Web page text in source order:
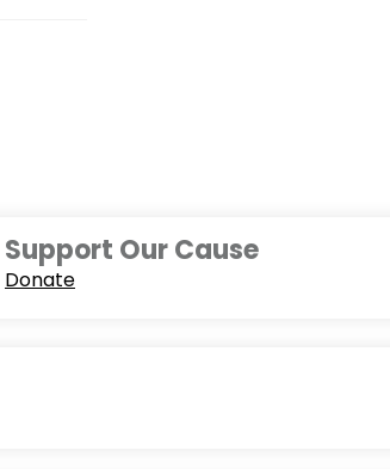
Support Our Cause
Donate